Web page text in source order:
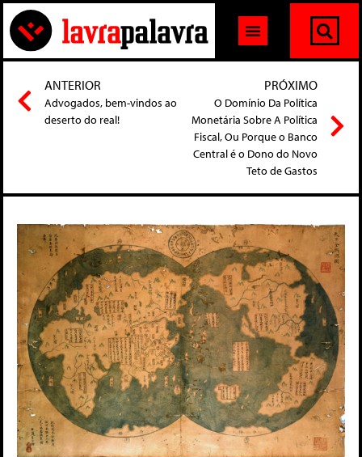
ANTERIOR
Advogados, bem-vindos ao
deserto do real!
PRÓXIMO
O Domínio Da Política
Monetária Sobre A Política
Fiscal, Ou Porque o Banco
Central é o Dono do Novo
Teto de Gastos